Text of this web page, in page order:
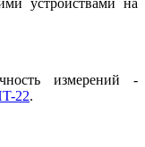
измерений -
22.